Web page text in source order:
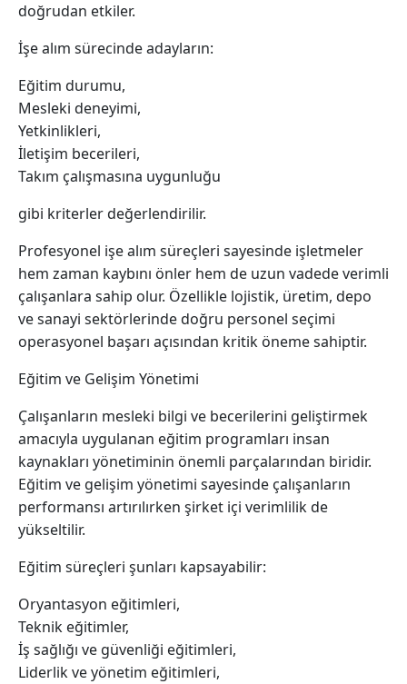
doğrudan etkiler.
İşe alım sürecinde adayların:
Eğitim durumu,
Mesleki deneyimi,
Yetkinlikleri,
İletişim becerileri,
Takım çalışmasına uygunluğu
gibi kriterler değerlendirilir.
Profesyonel işe alım süreçleri sayesinde işletmeler
hem zaman kaybını önler hem de uzun vadede verimli
çalışanlara sahip olur. Özellikle lojistik, üretim, depo
ve sanayi sektörlerinde doğru personel seçimi
operasyonel başarı açısından kritik öneme sahiptir.
Eğitim ve Gelişim Yönetimi
Çalışanların mesleki bilgi ve becerilerini geliştirmek
amacıyla uygulanan eğitim programları insan
kaynakları yönetiminin önemli parçalarından biridir.
Eğitim ve gelişim yönetimi sayesinde çalışanların
performansı artırılırken şirket içi verimlilik de
yükseltilir.
Eğitim süreçleri şunları kapsayabilir:
Oryantasyon eğitimleri,
Teknik eğitimler,
İş sağlığı ve güvenliği eğitimleri,
Liderlik ve yönetim eğitimleri,